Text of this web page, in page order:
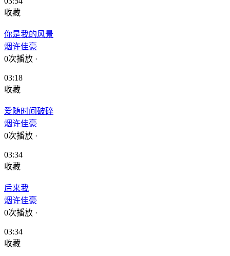
收藏
你是我的风景
烟许佳豪
0次播放 ·
03:18
收藏
爱随时间破碎
烟许佳豪
0次播放 ·
03:34
收藏
后来我
烟许佳豪
0次播放 ·
03:34
收藏